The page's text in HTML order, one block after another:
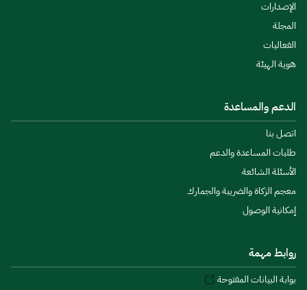
الإصدارات
المجلة
الفعاليات
هوية الهيئة
الدعم والمساعدة
اتصل بنا
طلبات المساعدة والدعم
الأسئلة الشائعة
معجم الزكاة والضريبة والجمارك
إمكانية الوصول
روابط مهمة
بوابة البيانات المفتوحة